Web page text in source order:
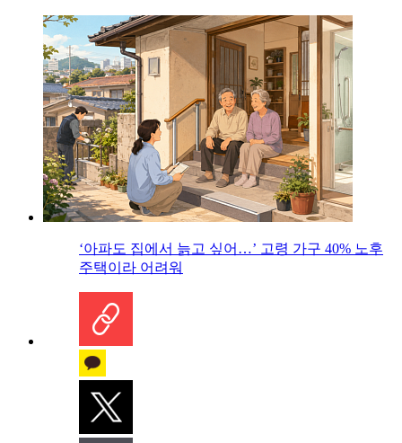
‘아파도 집에서 늙고 싶어…’ 고령 가구 40% 노후
주택이라 어려워